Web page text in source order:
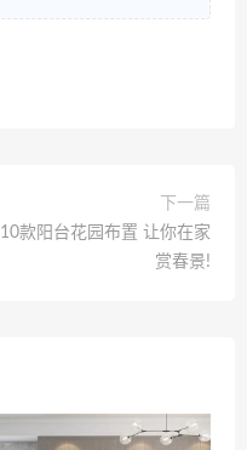
下一篇
10款阳台花园布置 让你在家
赏春景!